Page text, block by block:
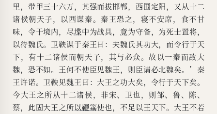
里，带甲三十六万，其强而拔邯郸，西围定阳，又从十二
诸侯朝天子，以西谋秦。秦王恐之，寝不安席，食不甘
味，令于境内，尽堞中为战具， 竟为守备，为死士置将，
以待魏氏。卫鞅谋于秦王曰：夫魏氏其功大，而令行于天
下，有十二诸侯而朝天子，其与必众。故以一秦而敌大
魏，恐不如。王何不使臣见魏王，则臣请必北魏矣。’秦
王许诺。卫鞅见魏王曰：大王之功大矣，令行于天下矣。
今大王之所从十二诸侯，非宋、卫也，则邹、鲁、陈、
蔡，此固大王之所以鞭箠使也，不足以王天下。大王不若